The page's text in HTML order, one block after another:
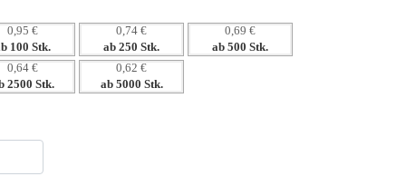
0,95 €
100 Stk.
0,74 €
ab 250 Stk.
0,69 €
ab 500 Stk.
0,64 €
2500 Stk.
0,62 €
ab 5000 Stk.